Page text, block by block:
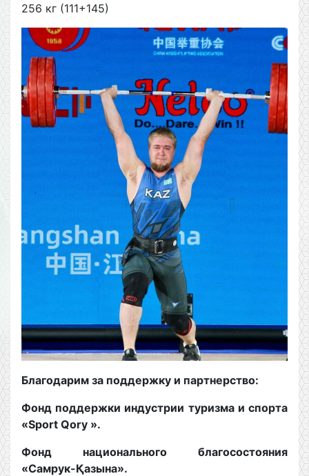
256 кг (111+145)
Благодарим за поддержку и партнерство:
Фонд поддержки индустрии туризма и спорта
«Sport Qory ».
Фонд национального благосостояния
«Самрук-Қазына».